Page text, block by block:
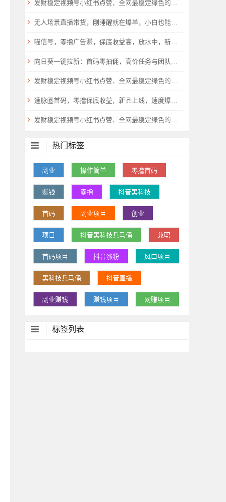
发财稳定视频号小红书点赞，全网最稳定绿色的项目，小红书启动
无人场景直播带货，刚睡醒就在爆单，小白也能做！
喵信号，零撸广告赚，保底收益高，放水中，新品上线，
​向日葵一键拉新：首码零抽佣，高价任务与团队扶持倾斜9
发财稳定视频号小红书点赞，全网最稳定绿色的项目，一起起飞
速脉圈首码，零撸保底收益，新品上线，速度爆粉，抓紧上车
发财稳定视频号小红书点赞，全网最稳定绿色的项目，一起起飞
热门标签
副业 操作简单 零撸首码
赚钱 零撸 抖音黑科技
首码 副业项目 创业
项目 抖音黑科技兵马俑 兼职
首码项目 抖音涨粉 风口项目
黑科技兵马俑 抖音直播
副业赚钱 赚钱项目 网赚项目
标签列表